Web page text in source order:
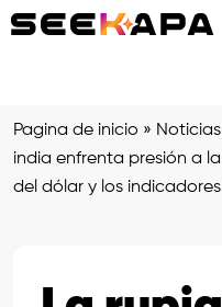
Pagina de inicio »
india enfrenta presión a
del dólar y los